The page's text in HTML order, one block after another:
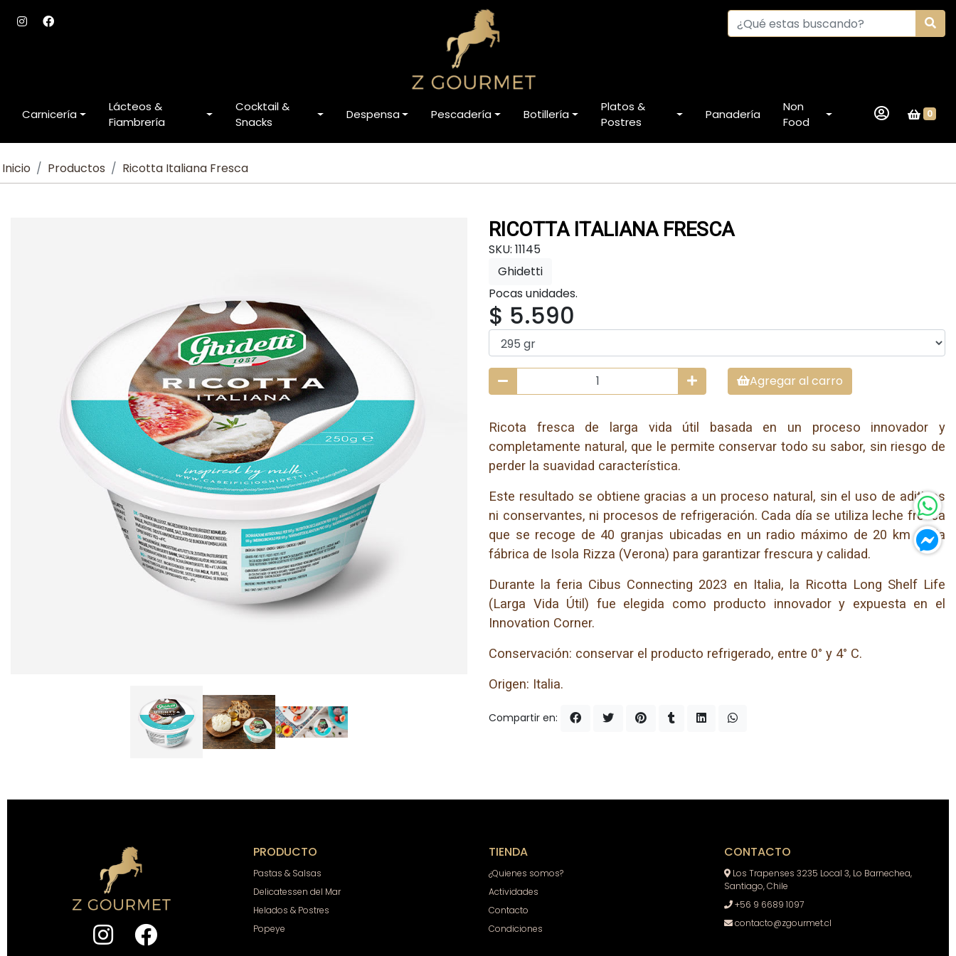
Carnicería
Lácteos &
Fiambrería
Cocktail &
Snacks
Despensa Pescadería Botillería
Platos &
Postres
Panadería
Non
Food
0
Inicio Productos Ricotta Italiana Fresca
RICOTTA ITALIANA FRESCA
SKU: 11145
Ghidetti
Pocas unidades.
$ 5.590
Agregar al carro
Ricota fresca de larga vida útil basada en un proceso innovador y
completamente natural, que le permite conservar todo su sabor, sin riesgo de
perder la suavidad característica.
Este resultado se obtiene gracias a un proceso natural, sin el uso de aditivos
ni conservantes, ni procesos de refrigeración. Cada día se utiliza leche fresca
que se recoge de 40 granjas ubicadas en un radio máximo de 20 km de la
fábrica de Isola Rizza (Verona) para garantizar frescura y calidad.
Durante la feria Cibus Connecting 2023 en Italia, la Ricotta Long Shelf Life
(Larga Vida Útil) fue elegida como producto innovador y expuesta en el
Innovation Corner.
Conservación: conservar el producto refrigerado, entre 0° y 4° C.
Origen: Italia.
Compartir en:
PRODUCTO
Pastas & Salsas
Delicatessen del Mar
Helados & Postres
Popeye
TIENDA
¿Quienes somos?
Actividades
Contacto
Condiciones
CONTACTO
Los Trapenses 3235 Local 3, Lo Barnechea,
Santiago, Chile
+56 9 6689 1097
contacto@zgourmet.cl